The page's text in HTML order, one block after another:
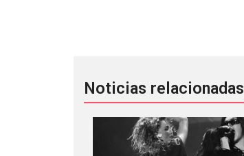
Noticias relacionadas